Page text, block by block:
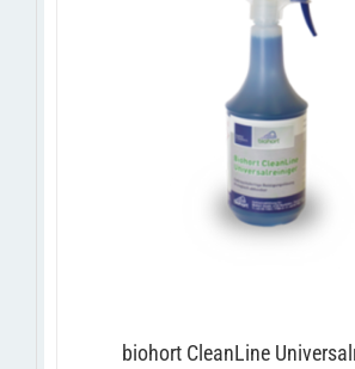
IN DEN WARENKORB /
biohort CleanLine